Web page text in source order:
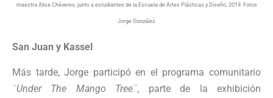
maestra Alice Chéveres, junto a estudiantes de la Escuela de Artes Plásticas y Diseño, 2019. Fotos
Jorge González.
San Juan y Kassel
Más tarde, Jorge participó en el programa comunitario
¨Under The Mango Tree¨, parte de la exhibición